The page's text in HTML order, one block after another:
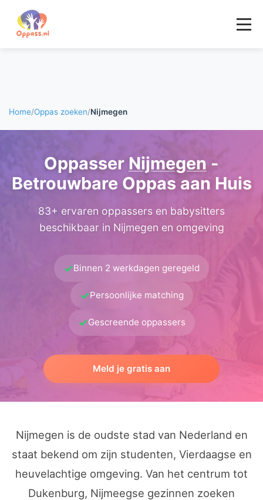
Home/Oppas zoeken/Nijmegen
Oppasser Nijmegen -
Betrouwbare Oppas aan Huis
83+ ervaren oppassers en babysitters
beschikbaar in Nijmegen en omgeving
✓Binnen 2 werkdagen geregeld
✓Persoonlijke matching
✓Gescreende oppassers
Meld je gratis aan
Nijmegen is de oudste stad van Nederland en
staat bekend om zijn studenten, Vierdaagse en
heuvelachtige omgeving. Van het centrum tot
Dukenburg, Nijmeegse gezinnen zoeken